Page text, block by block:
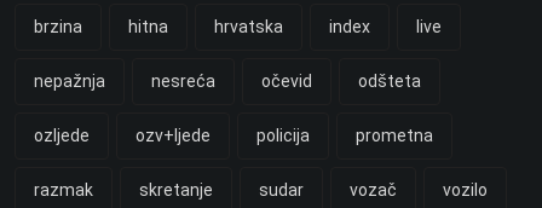
brzina hitna hrvatska index live
nepažnja nesreća očevid odšteta
ozljede ozv+ljede policija prometna
razmak skretanje sudar vozač vozilo